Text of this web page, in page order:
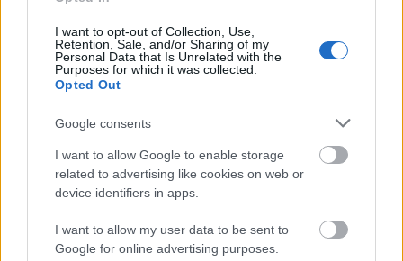
I want to opt-out of Collection, Use,
Retention, Sale, and/or Sharing of my
Personal Data that Is Unrelated with the
Purposes for which it was collected.
Opted Out
Google consents
I want to allow Google to enable storage
related to advertising like cookies on web or
device identifiers in apps.
I want to allow my user data to be sent to
Google for online advertising purposes.
Ma este Skinny Puppy a Dieselben
lánggitár •2010. augusztus 19.